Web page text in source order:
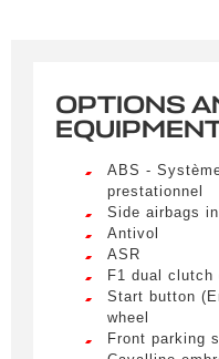
Créer une
Remplissez le
une notification par e-
correspondant à vos
Civility *
FRANCE
OPTIONS
ABS -
prestationnel
Side airbags
Antivol
ASR
F1 dual clutch
Start button
wheel
Front parking